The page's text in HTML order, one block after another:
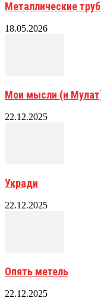
Металлические
18.05.2026
Мои мысли (и
22.12.2025
Укради
22.12.2025
Опять метель
22.12.2025